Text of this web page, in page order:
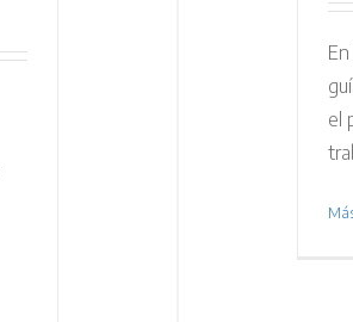
el